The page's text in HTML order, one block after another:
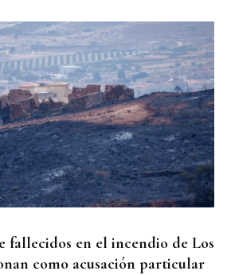
fallecidos en el incendio de Los
como acusación particular